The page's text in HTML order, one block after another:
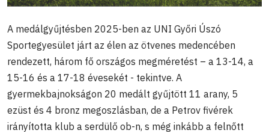
A medálgyűjtésben 2025-ben az UNI Győri Úszó
Sportegyesület járt az élen az ötvenes medencében
rendezett, három fő országos megméretést – a 13-14, a
15-16 és a 17-18 évesekét - tekintve. A
gyermekbajnokságon 20 medált gyűjtött 11 arany, 5
ezüst és 4 bronz megoszlásban, de a Petrov fivérek
irányította klub a serdülő ob-n, s még inkább a felnőtt